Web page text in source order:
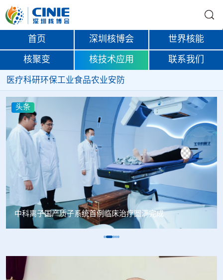
首页 深圳核博会 世界核能
核聚变 核技术应用 联系我们
医疗科研环保工业食品农业安防
头条
韩国忠清北道上半年农水产品放射性检测结果达标